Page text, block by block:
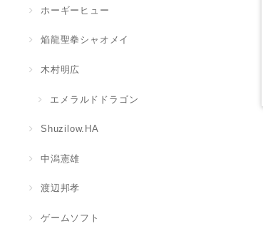
ホーギーヒュー
焔龍聖拳シャオメイ
木村明広
エメラルドドラゴン
Shuzilow.HA
中潟憲雄
渡辺邦孝
ゲームソフト